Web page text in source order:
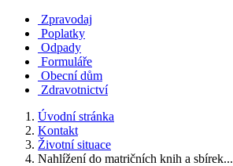
Zpravodaj
Poplatky
Odpady
Formuláře
Obecní dům
Zdravotnictví
Úvodní stránka
Kontakt
Životní situace
Nahlížení do matričních knih a sbírek...